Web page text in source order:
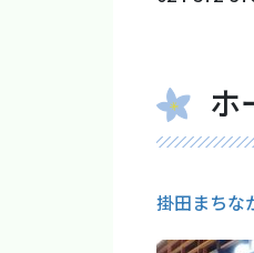
ホ
掛田まちな